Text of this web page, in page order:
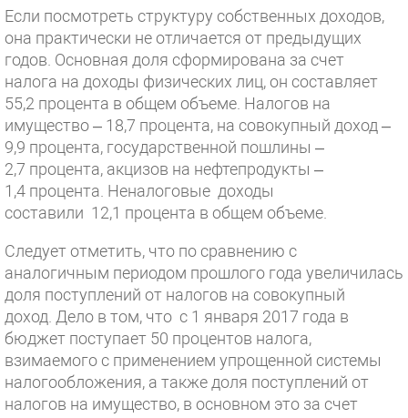
Если посмотреть структуру собственных доходов,
она практически не отличается от предыдущих
годов. Основная доля сформирована за счет
налога на доходы физических лиц, он составляет
55,2 процента в общем объеме. Налогов на
имущество – 18,7 процента, на совокупный доход –
9,9 процента, государственной пошлины –
2,7 процента, акцизов на нефтепродукты –
1,4 процента. Неналоговые доходы
составили 12,1 процента в общем объеме.
Следует отметить, что по сравнению с
аналогичным периодом прошлого года увеличилась
доля поступлений от налогов на совокупный
доход. Дело в том, что с 1 января 2017 года в
бюджет поступает 50 процентов налога,
взимаемого с применением упрощенной системы
налогообложения, а также доля поступлений от
налогов на имущество, в основном это за счет